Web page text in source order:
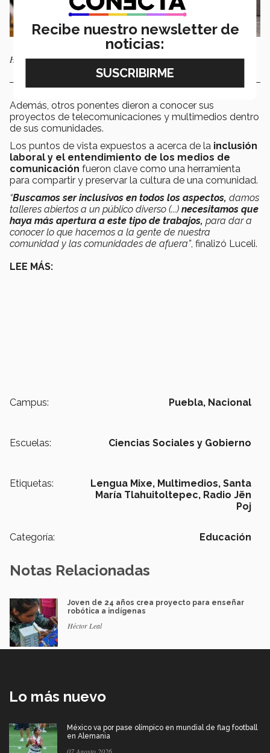
Hacer conciencia de nuestras costumbres es prioritario, aseguró Luceli.
Además, otros ponentes dieron a conocer sus
proyectos de telecomunicaciones y multimedios dentro
de sus comunidades.
Los puntos de vista expuestos a acerca de la inclusión
laboral y el entendimiento de los medios de
comunicación fueron clave como una herramienta
para compartir y preservar la cultura de una comunidad.
“Buscamos ser inclusivos en todos los aspectos, damos
talleres abiertos a un público diverso (...) necesitamos que
haya más apertura a este tipo de trabajos, para dar a
conocer lo que hacemos a la gente de nuestra
comunidad y las comunidades de afuera”, finalizó Luceli.
LEE MÁS:
Campus: Puebla, Nacional
Escuelas: Ciencias Sociales y Gobierno
Etiquetas: Lengua Mixe, Multimedios, Santa
María Tlahuitoltepec, Radio Jën
Poj
Categoría: Educación
Notas Relacionadas
Joven de 24 años crea proyecto para enseñar
robótica a indígenas
Héctor Leal
Lo más nuevo
México va por pase olímpico en mundial de flag football
en Alemania
07 Agosto 2026
Recibe nuestro newsletter de
noticias: